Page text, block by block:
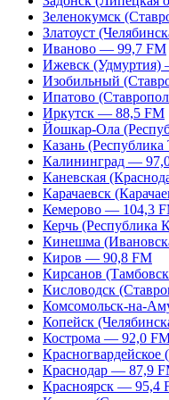
Зеленокумск
Златоуст
Иваново — 99,7 FM
Ижевск (Удмуртия)
Изобильный
Ипатово
Иркутск — 88,5 FM
Йошкар-Ола
Казань
Калининград —
Каневская
Карачаевск
Кемерово — 104,3
Керчь
Кинешма
Киров — 90,8 FM
Кирсанов
Кисловодск
Комсомольск-на-
Копейск
Кострома — 92,0
Краснодар — 87,9
Красноярск — 95,4